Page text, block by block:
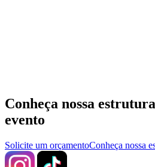
Conheça nossa
evento
Solicite um orçamentoConheça nossa